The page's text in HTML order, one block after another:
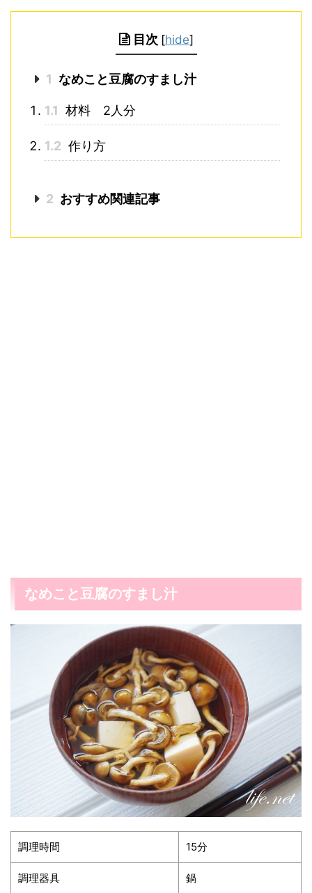
目次 [hide]
1 なめこと豆腐のすまし汁
1.1 材料 2人分
1.2 作り方
2 おすすめ関連記事
なめこと豆腐のすまし汁
調理時間 15分
調理器具 鍋